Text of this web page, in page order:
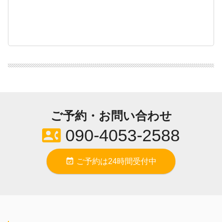
ご予約・お問い合わせ
contact_phone 090-4053-2588
event_available ご予約は24時間受付中